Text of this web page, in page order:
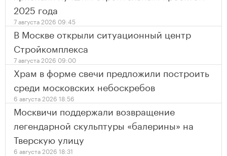
2025 года
7 августа 2026 09:45
В Москве открыли ситуационный центр
Стройкомплекса
7 августа 2026 09:00
Храм в форме свечи предложили построить
среди московских небоскребов
6 августа 2026 18:56
Москвичи поддержали возвращение
легендарной скульптуры «балерины» на
Тверскую улицу
6 августа 2026 18:31